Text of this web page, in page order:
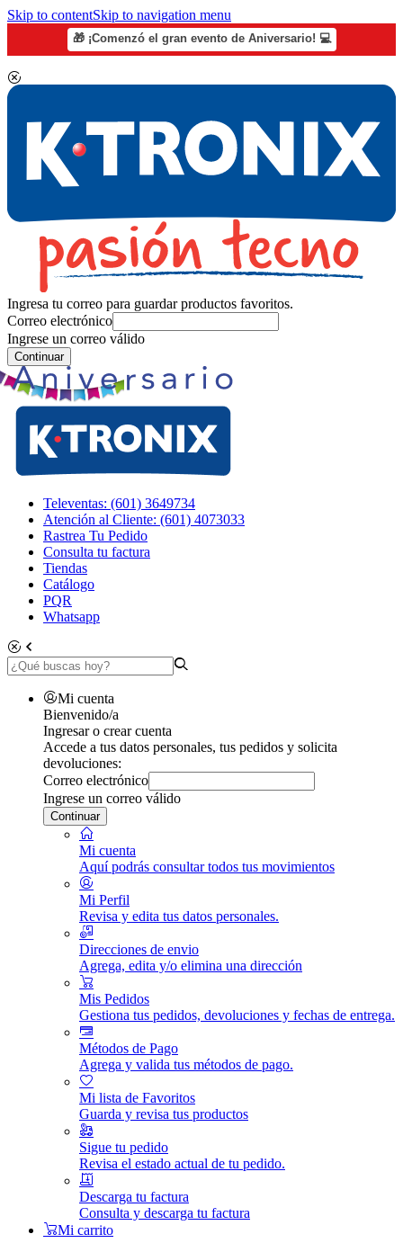
Skip to contentSkip to navigation menu
🎁 ¡Comenzó el gran evento de Aniversario! 💻
Ingresa tu correo para guardar productos favoritos.
Correo electrónico
Ingrese un correo válido
Continuar
Televentas: (601) 3649734
Atención al Cliente: (601) 4073033
Rastrea Tu Pedido
Consulta tu factura
Tiendas
Catálogo
PQR
Whatsapp
Mi cuenta
Bienvenido/a
Ingresar o crear cuenta
Accede a tus datos personales, tus pedidos y solicita
devoluciones:
Correo electrónico
Ingrese un correo válido
Continuar
Mi cuenta
Aquí podrás consultar todos tus movimientos
Mi Perfil
Revisa y edita tus datos personales.
Direcciones de envio
Agrega, edita y/o elimina una dirección
Mis Pedidos
Gestiona tus pedidos, devoluciones y fechas de entrega.
Métodos de Pago
Agrega y valida tus métodos de pago.
Mi lista de Favoritos
Guarda y revisa tus productos
Sigue tu pedido
Revisa el estado actual de tu pedido.
Descarga tu factura
Consulta y descarga tu factura
Mi carrito